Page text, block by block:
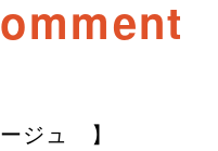
ジュ 】